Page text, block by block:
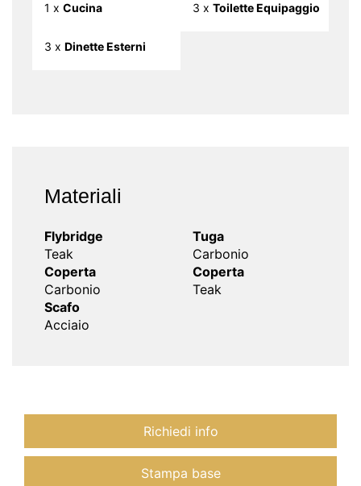
1 x Cucina 3 x Toilette Equipaggio
3 x Dinette Esterni
Materiali
Flybridge
Teak
Tuga
Carbonio
Coperta
Carbonio
Coperta
Teak
Scafo
Acciaio
Richiedi info
Stampa base